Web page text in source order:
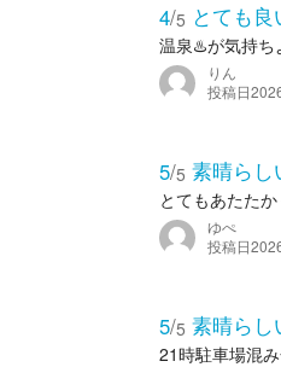
4/5 とても良
温泉♨️が気持ち
りん
投稿日
5/5 素晴らし
とてもあたた
ゆぺ
投稿日
5/5 素晴らし
21時駐車場混